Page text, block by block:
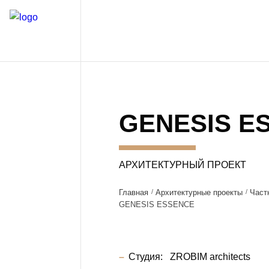
GENESIS
АРХИТЕКТУРНЫЙ ПРОЕКТ
Главная Архитектурные проекты
GENESIS ESSENCE
Студия: ZROBIM architects